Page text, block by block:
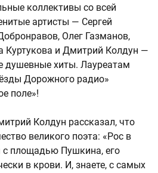
коллективы со всей
артисты — Сергей
Олег Газманов,
Куртукова и Дмитрий Колдун —
душевные хиты. Лауреатам
Дорожного радио»
поле»!
Колдун рассказал, что
великого поэта: «Рос в
площадью Пушкина, его
в крови. И, знаете, с самых